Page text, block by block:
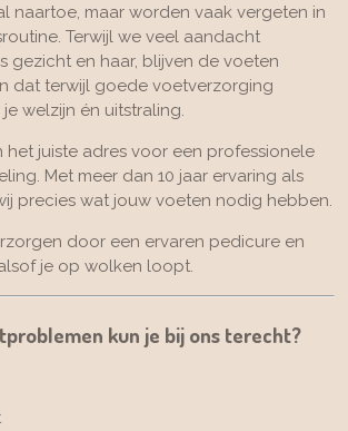
naartoe, maar worden vaak vergeten in
Terwijl we veel aandacht
gezicht en haar, blijven de voeten
dat terwijl goede voetverzorging
welzijn én uitstraling.
het juiste adres voor een professionele
Met meer dan 10 jaar ervaring als
precies wat jouw voeten nodig hebben.
door een ervaren pedicure en
je op wolken loopt.
kun je bij ons terecht?